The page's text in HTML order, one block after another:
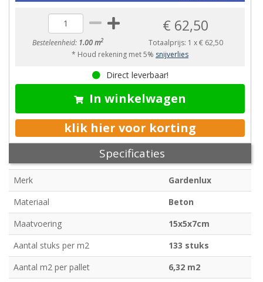
Besteleenheid: 1.00 m2
€ 62,50
Totaalprijs: 1 x€ 62,50
* Houd rekening met 5% snijverlies
Direct leverbaar!
In winkelwagen
klik hier voor korting
Specificaties
Merk
Gardenlux
Materiaal
Beton
Maatvoering
15x5x7cm
Aantal stuks per m2
133 stuks
Aantal m2 per pallet
6,32 m2